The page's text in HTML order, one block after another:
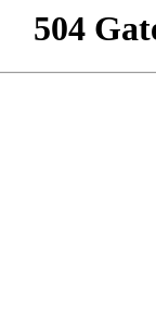
504